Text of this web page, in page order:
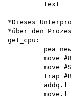
         text
*Dieses
*über den
get_cpu:
pea
move
move
trap
addq.l
move.l